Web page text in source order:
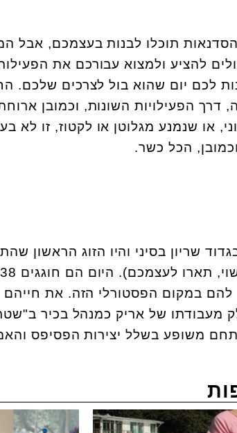
תוכלו לבנות בעצמכם, אבל
להציע ולמצוא עבורכם את
לכם יום שהוא בול לצרכים שלכם.
דרך הפעילויות השונות, וכמובן
או שנמנע מגלוטן או לקטוז, זו לא
הכל כשר.
שריון בסיני והיו הזוג הראשון
להם במקום הפסטורלי הזה. את חייהם
מעבודתו של אריק כמנהל בכיר
משופע בשלל יצירות הפסיפס